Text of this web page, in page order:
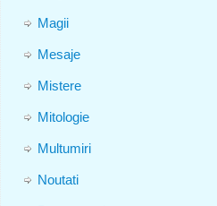
Magii
Mesaje
Mistere
Mitologie
Multumiri
Noutati